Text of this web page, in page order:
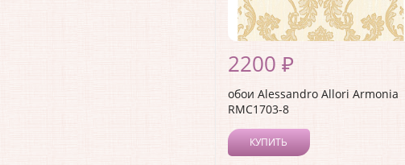
2200 ₽
обои Alessandro Allori Armonia
RMC1703-8
КУПИТЬ